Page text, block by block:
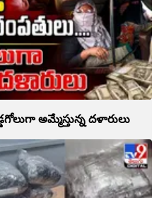
అమ్మేస్తున్న దళారులు